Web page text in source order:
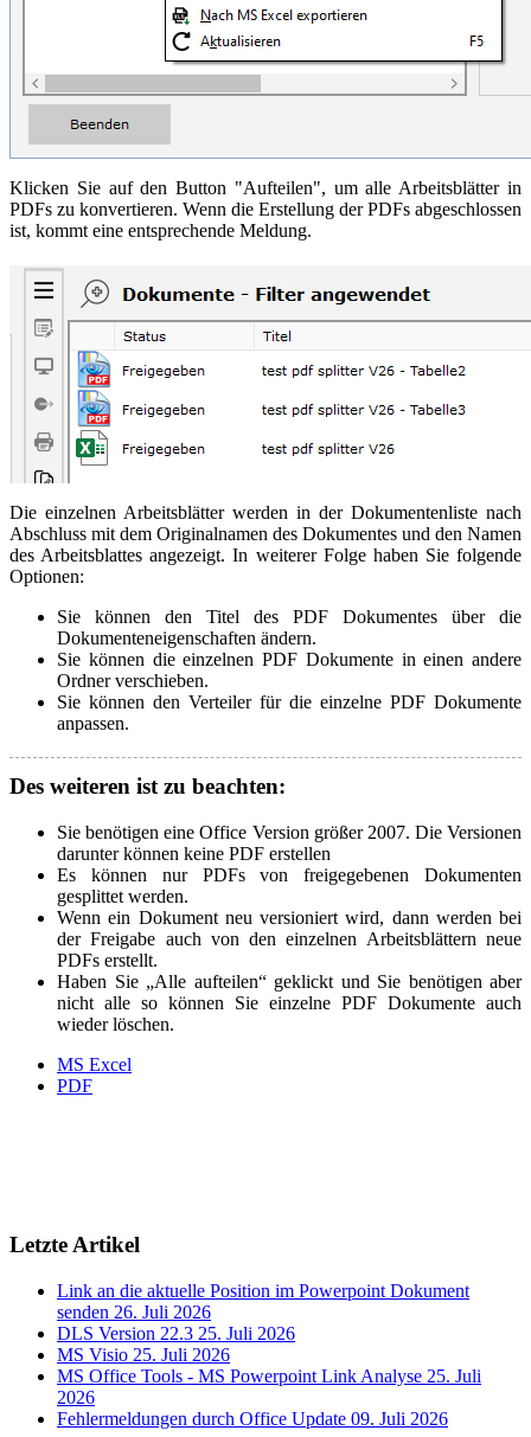
Klicken Sie auf den Button "Aufteilen", um alle Arbeitsblätter in
PDFs zu konvertieren. Wenn die Erstellung der PDFs abgeschlossen
ist, kommt eine entsprechende Meldung.
Die einzelnen Arbeitsblätter werden in der Dokumentenliste nach
Abschluss mit dem Originalnamen des Dokumentes und den Namen
des Arbeitsblattes angezeigt. In weiterer Folge haben Sie folgende
Optionen:
Sie können den Titel des PDF Dokumentes über die
Dokumenteneigenschaften ändern.
Sie können die einzelnen PDF Dokumente in einen andere
Ordner verschieben.
Sie können den Verteiler für die einzelne PDF Dokumente
anpassen.
Des weiteren ist zu beachten:
Sie benötigen eine Office Version größer 2007. Die Versionen
darunter können keine PDF erstellen
Es können nur PDFs von freigegebenen Dokumenten
gesplittet werden.
Wenn ein Dokument neu versioniert wird, dann werden bei
der Freigabe auch von den einzelnen Arbeitsblättern neue
PDFs erstellt.
Haben Sie „Alle aufteilen“ geklickt und Sie benötigen aber
nicht alle so können Sie einzelne PDF Dokumente auch
wieder löschen.
MS Excel
PDF
Letzte Artikel
Link an die aktuelle Position im Powerpoint Dokument
senden 26. Juli 2026
DLS Version 22.3 25. Juli 2026
MS Visio 25. Juli 2026
MS Office Tools - MS Powerpoint Link Analyse 25. Juli
2026
Fehlermeldungen durch Office Update 09. Juli 2026